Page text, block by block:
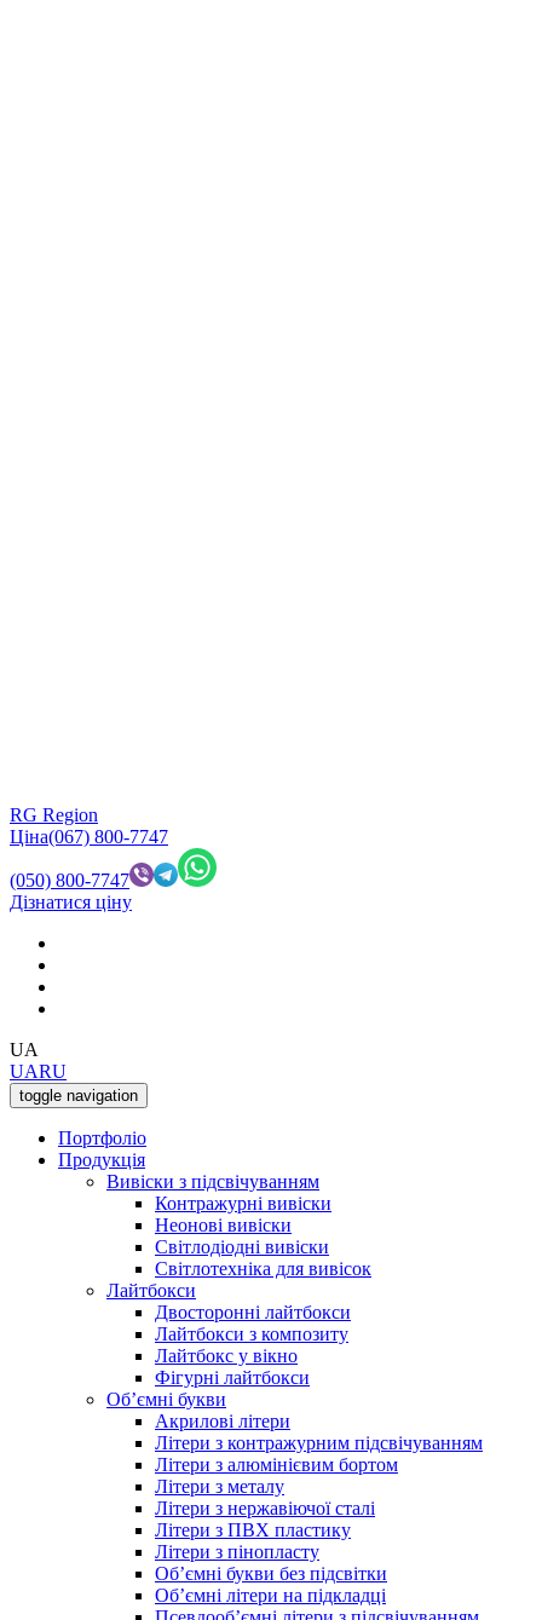
RG Region
Ціна(067) 800-7747
(050) 800-7747
Дізнатися ціну
UA
UARU
toggle navigation
Портфоліо
Продукція
Вивіски з підсвічуванням
Контражурні вивіски
Неонові вивіски
Світлодіодні вивіски
Світлотехніка для вивісок
Лайтбокси
Двосторонні лайтбокси
Лайтбокси з композиту
Лайтбокс у вікно
Фігурні лайтбокси
Об’ємні букви
Акрилові літери
Літери з контражурним підсвічуванням
Літери з алюмінієвим бортом
Літери з металу
Літери з нержавіючої сталі
Літери з ПВХ пластику
Літери з пінопласту
Об’ємні букви без підсвітки
Об’ємні літери на підкладці